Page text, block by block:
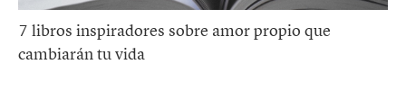
7 libros inspiradores sobre amor propio que
cambiarán tu vida